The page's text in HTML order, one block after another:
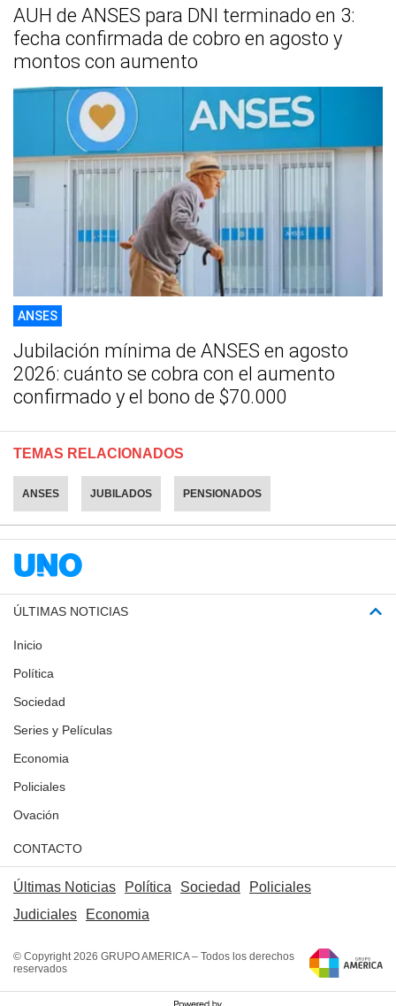
AUH de ANSES para DNI terminado en 3:
fecha confirmada de cobro en agosto y
montos con aumento
ANSES
Jubilación mínima de ANSES en agosto
2026: cuánto se cobra con el aumento
confirmado y el bono de $70.000
TEMAS RELACIONADOS
ANSES JUBILADOS PENSIONADOS
ÚLTIMAS NOTICIAS
Inicio
Política
Sociedad
Series y Películas
Economia
Policiales
Ovación
CONTACTO
Últimas Noticias Política Sociedad
Policiales
Judiciales
Economia
© Copyright 2026 GRUPO AMERICA – Todos los derechos
reservados